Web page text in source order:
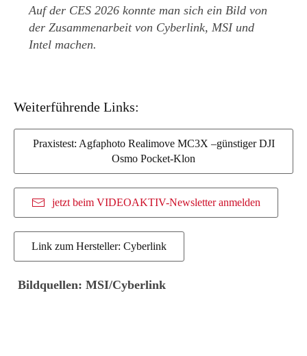
Auf der CES 2026 konnte man sich ein Bild von
der Zusammenarbeit von Cyberlink, MSI und
Intel machen.
Weiterführende Links:
Praxistest: Agfaphoto Realimove MC3X –günstiger DJI
Osmo Pocket-Klon
jetzt beim VIDEOAKTIV-Newsletter anmelden
Link zum Hersteller: Cyberlink
Bildquellen: MSI/Cyberlink